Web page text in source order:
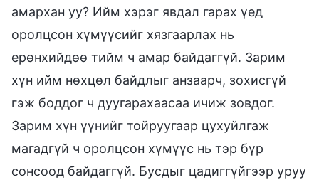
амархан уу? Ийм хэрэг явдал гарах үед
оролцсон хүмүүсийг хязгаарлах нь
ерөнхийдөө тийм ч амар байдаггүй. Зарим
хүн ийм нөхцөл байдлыг анзаарч, зохисгүй
гэж боддог ч дуугарахаасаа ичиж зовдог.
Зарим хүн үүнийг тойруугаар цухуйлгаж
магадгүй ч оролцсон хүмүүс нь тэр бүр
сонсоод байдаггүй. Бусдыг цадиггүйгээр уруу